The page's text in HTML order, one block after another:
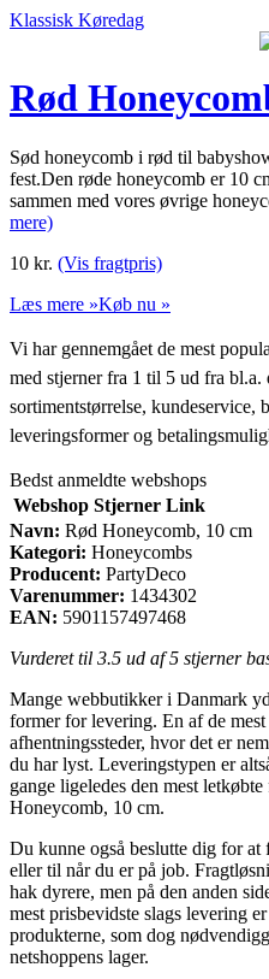
Klassisk Køredag
Rød
Sød honeycomb i rød til
fest.Den røde honeycomb er 10
sammen med vores øvrige
mere)
10 kr. (Vis fragtpris)
Læs mere »Køb nu »
Vi har gennemgået de mest
med stjerner fra 1 til 5 ud fra bl.a.
sortimentstørrelse, kundeservice,
leveringsformer og
Bedst anmeldte webshops
Webshop Stjerner Link
Navn: Rød Honeycomb, 10 cm
Kategori: Honeycombs
Producent: PartyDeco
Varenummer: 1434302
EAN: 5901157497468
Vurderet til 3.5 ud af 5 stjerner
Mange webbutikker i Danmark
former for levering. En af de
afhentningssteder, hvor det er
du har lyst. Leveringstypen er
gange ligeledes den mest
Honeycomb, 10 cm.
Du kunne også beslutte dig for
eller til når du er på job.
hak dyrere, men på den anden
mest prisbevidste slags levering
produkterne, som dog
netshoppens lager.